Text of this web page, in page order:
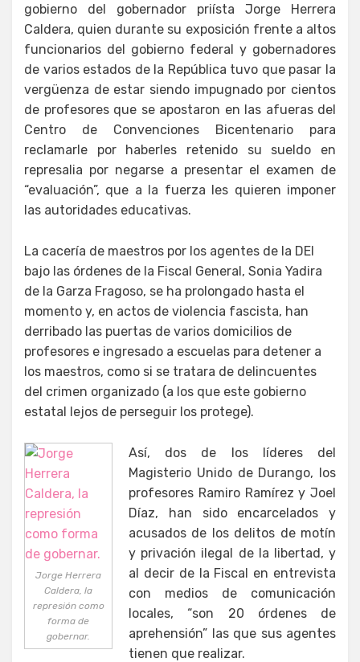
gobierno del gobernador priísta Jorge Herrera
Caldera, quien durante su exposición frente a altos
funcionarios del gobierno federal y gobernadores
de varios estados de la República tuvo que pasar la
vergüenza de estar siendo impugnado por cientos
de profesores que se apostaron en las afueras del
Centro de Convenciones Bicentenario para
reclamarle por haberles retenido su sueldo en
represalia por negarse a presentar el examen de
“evaluación”, que a la fuerza les quieren imponer
las autoridades educativas.
La cacería de maestros por los agentes de la DEI
bajo las órdenes de la Fiscal General, Sonia Yadira
de la Garza Fragoso, se ha prolongado hasta el
momento y, en actos de violencia fascista, han
derribado las puertas de varios domicilios de
profesores e ingresado a escuelas para detener a
los maestros, como si se tratara de delincuentes
del crimen organizado (a los que este gobierno
estatal lejos de perseguir los protege).
Jorge Herrera
Caldera, la
represión como
forma de
gobernar.
Así, dos de los líderes del
Magisterio Unido de Durango, los
profesores Ramiro Ramírez y Joel
Díaz, han sido encarcelados y
acusados de los delitos de motín
y privación ilegal de la libertad, y
al decir de la Fiscal en entrevista
con medios de comunicación
locales, “son 20 órdenes de
aprehensión” las que sus agentes
tienen que realizar.